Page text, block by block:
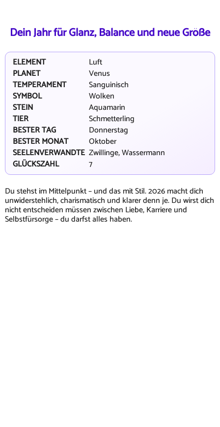
Dein Jahr für Glanz, Balance und neue Größe
ELEMENT
Luft
PLANET
Venus
TEMPERAMENT
Sanguinisch
SYMBOL
Wolken
STEIN
Aquamarin
TIER
Schmetterling
BESTER TAG
Donnerstag
BESTER MONAT
Oktober
SEELENVERWANDTE Zwillinge, Wassermann
GLÜCKSZAHL
7
Du stehst im Mittelpunkt – und das mit Stil. 2026 macht dich
unwiderstehlich, charismatisch und klarer denn je. Du wirst dich
nicht entscheiden müssen zwischen Liebe, Karriere und
Selbstfürsorge – du darfst alles haben.